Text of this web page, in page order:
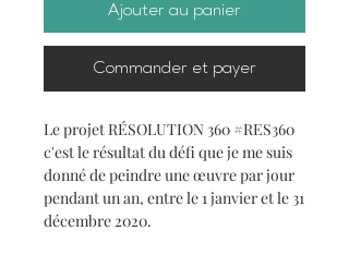
Ajouter au panier
Commander et payer
Le projet RÉSOLUTION 360 #RES360
c'est le résultat du défi que je me suis
donné de peindre une œuvre par jour
pendant un an, entre le 1 janvier et le 31
décembre 2020.